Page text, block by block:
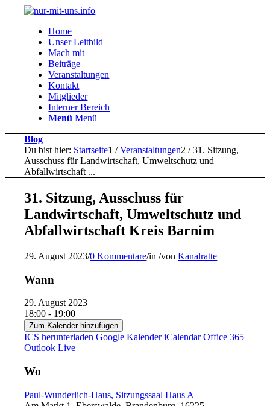
Home
Unser Leitbild
Mach mit
Beiträge
Veranstaltungen
Kontakt
Mitglieder
Interner Bereich
Menü Menü
Blog
Du bist hier: Startseite1 / Veranstaltungen2 / 31. Sitzung,
Ausschuss für Landwirtschaft, Umweltschutz und
Abfallwirtschaft ...
31. Sitzung, Ausschuss für
Landwirtschaft, Umweltschutz und
Abfallwirtschaft Kreis Barnim
29. August 2023/0 Kommentare/in/vonKanalratte
Wann
29. August 2023
18:00 - 19:00
Zum Kalender hinzufügen
ICS herunterladen Google Kalender iCalendar Office 365
Outlook Live
Wo
Paul-Wunderlich-Haus, Sitzungssaal Haus A